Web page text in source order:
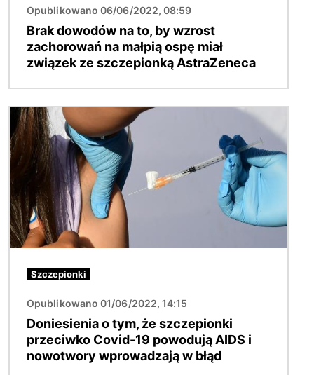
Opublikowano 06/06/2022, 08:59
Brak dowodów na to, by wzrost
zachorowań na małpią ospę miał
związek ze szczepionką AstraZeneca
Obraz
Szczepionki
Opublikowano 01/06/2022, 14:15
Doniesienia o tym, że szczepionki
przeciwko Covid-19 powodują AIDS i
nowotwory wprowadzają w błąd